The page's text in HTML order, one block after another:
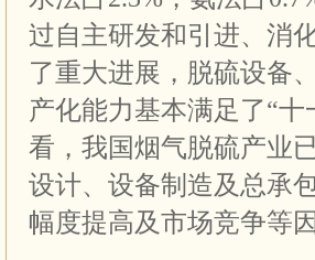
过自主研发和引进、消
了重大进展，脱硫设备
产化能力基本满足了“
看，我国烟气脱硫产业
设计、设备制造及总承
幅度提高及市场竞争等